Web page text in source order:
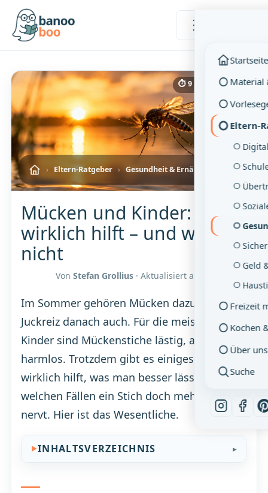
Startseite
Material
Eltern-
Geld
Freizeit
Kochen
Über uns
Suche
› Eltern-Ratgeber › Gesundheit & Ernährung
⏱ 9 Min. Lesezeit
Mücken und Kinder: Was
wirklich hilft – und was
nicht
VonStefan Grollius · Aktualisiert am
Im Sommer gehören Mücken dazu – und der
Juckreiz danach auch. Für die meisten
Kinder sind Mückenstiche lästig, aber
harmlos. Trotzdem gibt es einiges, was
wirklich hilft, was man besser lässt, und in
welchen Fällen ein Stich doch mehr als nur
nervt. Hier ist das Wesentliche.
INHALTSVERZEICHNIS